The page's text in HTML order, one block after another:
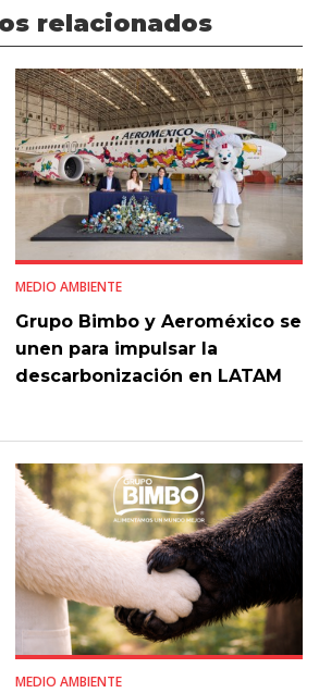
relacionados
MEDIO AMBIENTE
Grupo Bimbo y Aeroméxico se
unen para impulsar la
descarbonización en LATAM
MEDIO AMBIENTE